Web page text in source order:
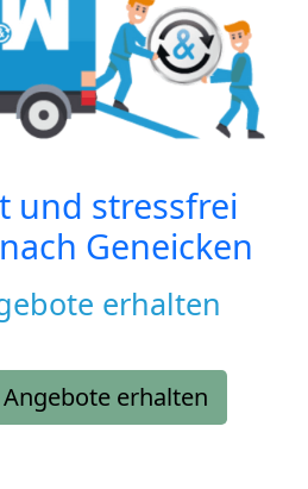
und stressfrei
Geneicken
erhalten
erhalten